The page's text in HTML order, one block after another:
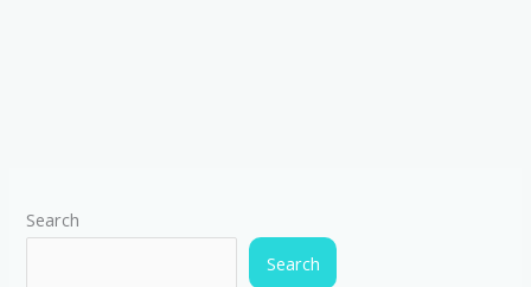
Search
Search